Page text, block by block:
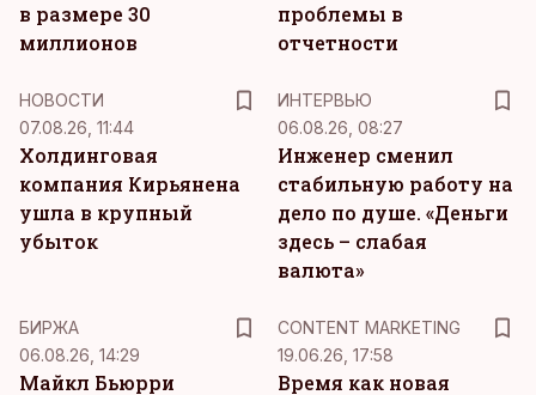
в размере 30
миллионов
проблемы в
отчетности
НОВОСТИ
07.08.26, 11:44
Холдинговая
компания Кирьянена
ушла в крупный
убыток
ИНТЕРВЬЮ
06.08.26, 08:27
Инженер сменил
стабильную работу на
дело по душе. «Деньги
здесь – слабая
валюта»
БИРЖА
06.08.26, 14:29
Майкл Бьюрри
CONTENT MARKETING
19.06.26, 17:58
Время как новая